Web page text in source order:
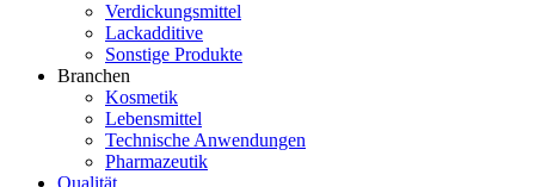
Verdickungsmittel
Lackadditive
Sonstige Produkte
Branchen
Kosmetik
Lebensmittel
Technische Anwendungen
Pharmazeutik